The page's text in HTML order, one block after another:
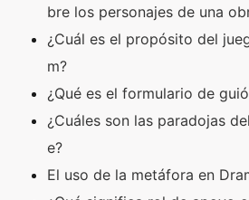
bre los personajes de una
¿Cuál es el propósito del
m?
¿Qué es el formulario de
¿Cuáles son las paradojas
e?
El uso de la metáfora en